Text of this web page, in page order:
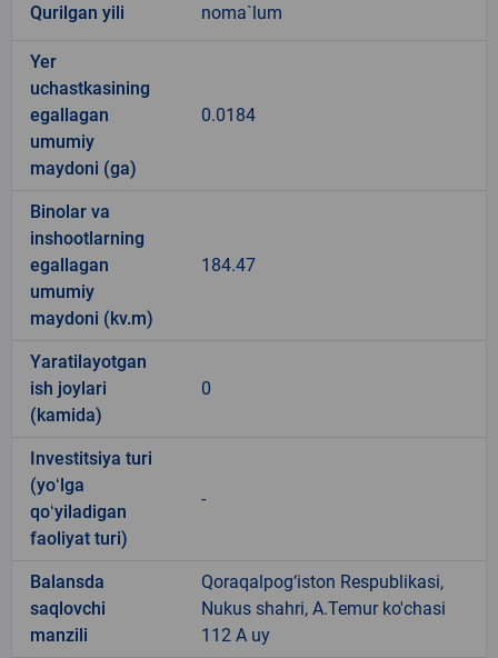
Qurilgan yili noma`lum
Yer
uchastkasining
egallagan
umumiy
maydoni (ga)
0.0184
Binolar va
inshootlarning
egallagan
umumiy
maydoni (kv.m)
184.47
Yaratilayotgan
ish joylari
(kamida)
0
Investitsiya turi
(yoʻlga
qoʻyiladigan
faoliyat turi)
-
Balansda
saqlovchi
manzili
Qoraqalpog‘iston Respublikasi,
Nukus shahri, A.Temur ko'chasi
112 A uy